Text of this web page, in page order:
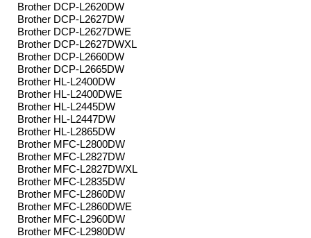
Brother DCP-L2620DW
Brother DCP-L2627DW
Brother DCP-L2627DWE
Brother DCP-L2627DWXL
Brother DCP-L2660DW
Brother DCP-L2665DW
Brother HL-L2400DW
Brother HL-L2400DWE
Brother HL-L2445DW
Brother HL-L2447DW
Brother HL-L2865DW
Brother MFC-L2800DW
Brother MFC-L2827DW
Brother MFC-L2827DWXL
Brother MFC-L2835DW
Brother MFC-L2860DW
Brother MFC-L2860DWE
Brother MFC-L2960DW
Brother MFC-L2980DW